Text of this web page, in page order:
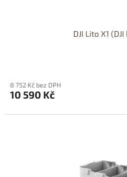
DJI Lito X1 (DJI
8 752 Kč bez DPH
10 590 Kč